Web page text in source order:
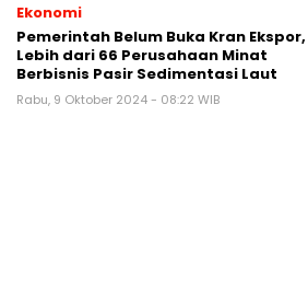
Ekonomi
Pemerintah Belum Buka Kran Ekspor,
Lebih dari 66 Perusahaan Minat
Berbisnis Pasir Sedimentasi Laut
Rabu, 9 Oktober 2024 - 08:22 WIB